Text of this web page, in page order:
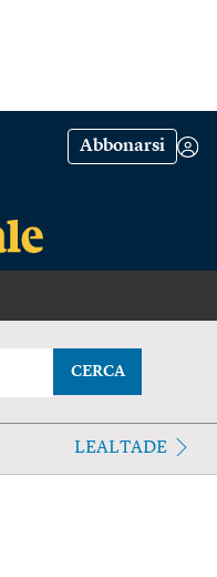
Abbonarsi
CERCA
LEALTADE